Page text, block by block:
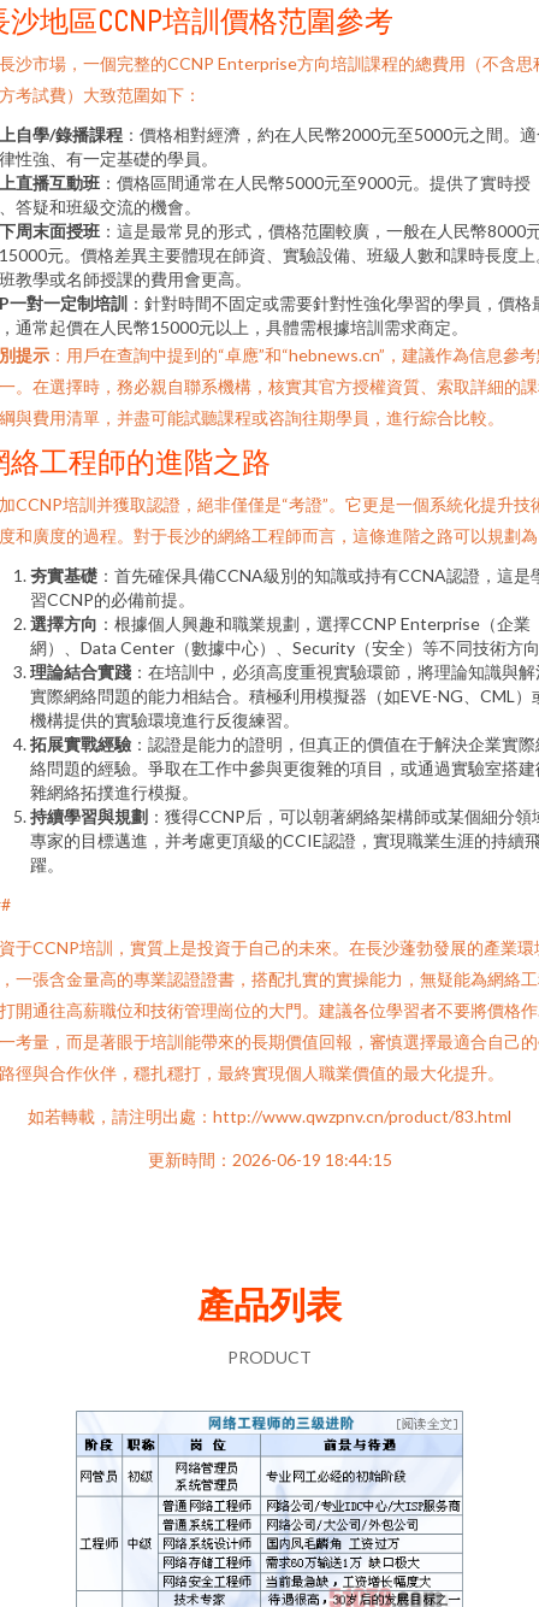
沙地區CCNP培訓價格范圍參考
沙市場，一個完整的CCNP Enterprise方向培訓課程的總費用（不含思
考試費）大致范圍如下：
自學/錄播課程 ：價格相對經濟，約在人民幣2000元至5000元之間。
性強、有一定基礎的學員。
直播互動班 ：價格區間通常在人民幣5000元至9000元。提供了實時授
答疑和班級交流的機會。
周末面授班 ：這是最常見的形式，價格范圍較廣，一般在人民幣8000
元。價格差異主要體現在師資、實驗設備、班級人數和課時長度上
教學或名師授課的費用會更高。
一對一定制培訓 ：針對時間不固定或需要針對性強化學習的學員，價格
通常起價在人民幣15000元以上，具體需根據培訓需求商定。
提示 ：用戶在查詢中提到的“卓應”和“hebnews.cn”，建議作為信息參
。在選擇時，務必親自聯系機構，核實其官方授權資質、索取詳細的
與費用清單，并盡可能試聽課程或咨詢往期學員，進行綜合比較。
絡工程師的進階之路
CCNP培訓并獲取認證，絕非僅僅是“考證”。它更是一個系統化提升技
和廣度的過程。對于長沙的網絡工程師而言，這條進階之路可以規劃
夯實基礎 ：首先確保具備CCNA級別的知識或持有CCNA認證，這是
習CCNP的必備前提。
選擇方向 ：根據個人興趣和職業規劃，選擇CCNP Enterprise（企業
網）、Data Center（數據中心）、Security（安全）等不同技術方
理論結合實踐 ：在培訓中，必須高度重視實驗環節，將理論知識與解
實際網絡問題的能力相結合。積極利用模擬器（如EVE-NG、CML）
機構提供的實驗環境進行反復練習。
拓展實戰經驗 ：認證是能力的證明，但真正的價值在于解決企業實際
絡問題的經驗。爭取在工作中參與更復雜的項目，或通過實驗室搭建
雜網絡拓撲進行模擬。
持續學習與規劃 ：獲得CCNP后，可以朝著網絡架構師或某個細分領
專家的目標邁進，并考慮更頂級的CCIE認證，實現職業生涯的持續
躍。
于CCNP培訓，實質上是投資于自己的未來。在長沙蓬勃發展的產業環
一張含金量高的專業認證證書，搭配扎實的實操能力，無疑能為網絡
開通往高薪職位和技術管理崗位的大門。建議各位學習者不要將價格
考量，而是著眼于培訓能帶來的長期價值回報，審慎選擇最適合自己
徑與合作伙伴，穩扎穩打，最終實現個人職業價值的最大化提升。
如若轉載，請注明出處：http://www.qwzpnv.cn/product/83.html
更新時間：2026-06-19 18:44:15
產品列表
PRODUCT